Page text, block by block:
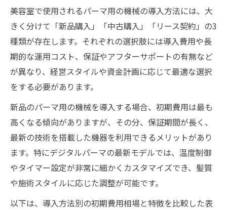
美容室で使用されるパーマ用の機械の導入方法には、大
きく分けて「新品購入」「中古購入」「リース契約」の3
種類が存在します。それぞれの選択肢には導入費用や長
期的な運用コスト、保証やアフターサポートの有無など
が異なり、経営スタイルや資金計画に応じて最適な選択
をする必要があります。
新品のパーマ用の機械を導入する場合、初期費用は最も
高くなる傾向がありますが、その分、保証期間が長く、
最新の技術を搭載した機器を利用できるメリットがあり
ます。特にデジタルパーマの最新モデルでは、温度制御
やタイマー設定が非常に細かくカスタマイズでき、髪質
や施術スタイルに応じた調整が可能です。
以下は、導入方法別の初期費用相場と特徴を比較した表